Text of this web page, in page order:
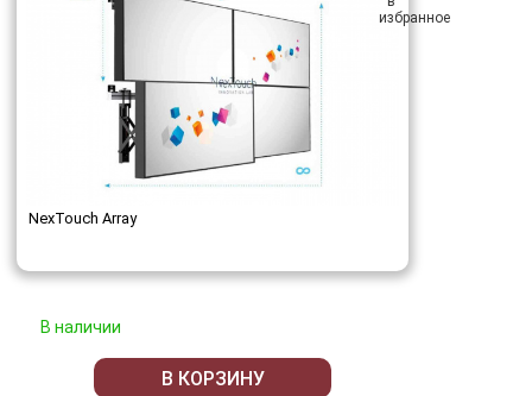
NexTouch Array
В наличии
В КОРЗИНУ